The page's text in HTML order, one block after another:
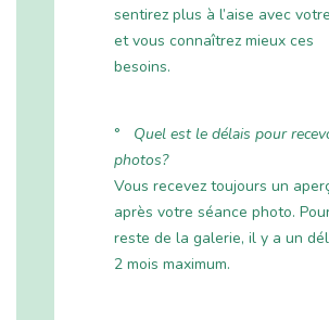
sentirez plus à l’aise avec
et vous connaîtrez mieux ces
besoins.
° Quel est le délais pour
photos?
Vous recevez toujours un
après votre séance photo.
reste de la galerie, il y a un
2 mois maximum.